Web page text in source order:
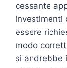
cessante
investimenti
essere
modo
si andrebbe